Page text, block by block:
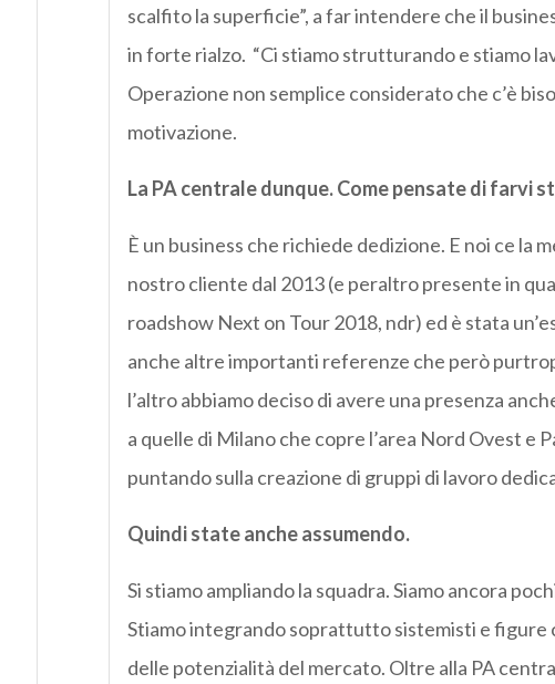
scalfito la superficie”, a far intendere che il
in forte rialzo. “Ci stiamo strutturando e stiamo
Operazione non semplice considerato che c’è
motivazione.
La PA centrale dunque. Come pensate di farvi
È un business che richiede dedizione. E noi ce
nostro cliente dal 2013 (e peraltro presente in
roadshow Next on Tour 2018, ndr) ed è stata
anche altre importanti referenze che però
l’altro abbiamo deciso di avere una presenza
a quelle di Milano che copre l’area Nord Ovest e
puntando sulla creazione di gruppi di lavoro
Quindi state anche assumendo.
Si stiamo ampliando la squadra. Siamo ancora
Stiamo integrando soprattutto sistemisti e figure
delle potenzialità del mercato. Oltre alla PA